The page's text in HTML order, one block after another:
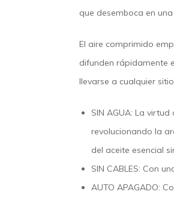
que desemboca en una
El aire comprimido
difunden rápidamente
llevarse a cualquier
SIN AGUA: La virtud
revolucionando la
del aceite esencial
SIN CABLES: Con
AUTO APAGADO: